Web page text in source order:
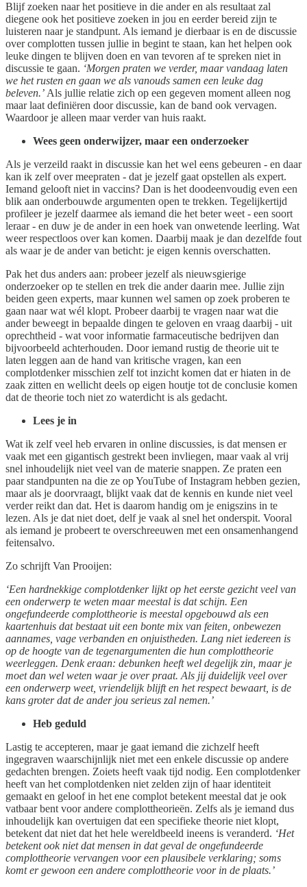
Blijf zoeken naar het positieve in die ander en als resultaat zal
diegene ook het positieve zoeken in jou en eerder bereid zijn te
luisteren naar je standpunt. Als iemand je dierbaar is en de discussie
over complotten tussen jullie in begint te staan, kan het helpen ook
leuke dingen te blijven doen en van tevoren af te spreken niet in
discussie te gaan. ‘Morgen praten we verder, maar vandaag laten
we het rusten en gaan we als vanouds samen een leuke dag
beleven.’ Als jullie relatie zich op een gegeven moment alleen nog
maar laat definiëren door discussie, kan de band ook vervagen.
Waardoor je alleen maar verder van huis raakt.
Wees geen onderwijzer, maar een onderzoeker
Als je verzeild raakt in discussie kan het wel eens gebeuren - en daar
kan ik zelf over meepraten - dat je jezelf gaat opstellen als expert.
Iemand gelooft niet in vaccins? Dan is het doodeenvoudig even een
blik aan onderbouwde argumenten open te trekken. Tegelijkertijd
profileer je jezelf daarmee als iemand die het beter weet - een soort
leraar - en duw je de ander in een hoek van onwetende leerling. Wat
weer respectloos over kan komen. Daarbij maak je dan dezelfde fout
als waar je de ander van beticht: je eigen kennis overschatten.
Pak het dus anders aan: probeer jezelf als nieuwsgierige
onderzoeker op te stellen en trek die ander daarin mee. Jullie zijn
beiden geen experts, maar kunnen wel samen op zoek proberen te
gaan naar wat wél klopt. Probeer daarbij te vragen naar wat die
ander beweegt in bepaalde dingen te geloven en vraag daarbij - uit
oprechtheid - wat voor informatie farmaceutische bedrijven dan
bijvoorbeeld achterhouden. Door iemand rustig de theorie uit te
laten leggen aan de hand van kritische vragen, kan een
complotdenker misschien zelf tot inzicht komen dat er hiaten in de
zaak zitten en wellicht deels op eigen houtje tot de conclusie komen
dat de theorie toch niet zo waterdicht is als gedacht.
Lees je in
Wat ik zelf veel heb ervaren in online discussies, is dat mensen er
vaak met een gigantisch gestrekt been invliegen, maar vaak al vrij
snel inhoudelijk niet veel van de materie snappen. Ze praten een
paar standpunten na die ze op YouTube of Instagram hebben gezien,
maar als je doorvraagt, blijkt vaak dat de kennis en kunde niet veel
verder reikt dan dat. Het is daarom handig om je enigszins in te
lezen. Als je dat niet doet, delf je vaak al snel het onderspit. Vooral
als iemand je probeert te overschreeuwen met een onsamenhangend
feitensalvo.
Zo schrijft Van Prooijen:
‘Een hardnekkige complotdenker lijkt op het eerste gezicht veel van
een onderwerp te weten maar meestal is dat schijn. Een
ongefundeerde complottheorie is meestal opgebouwd als een
kaartenhuis dat bestaat uit een bonte mix van feiten, onbewezen
aannames, vage verbanden en onjuistheden. Lang niet iedereen is
op de hoogte van de tegenargumenten die hun complottheorie
weerleggen. Denk eraan: debunken heeft wel degelijk zin, maar je
moet dan wel weten waar je over praat. Als jij duidelijk veel over
een onderwerp weet, vriendelijk blijft en het respect bewaart, is de
kans groter dat de ander jou serieus zal nemen.’
Heb geduld
Lastig te accepteren, maar je gaat iemand die zichzelf heeft
ingegraven waarschijnlijk niet met een enkele discussie op andere
gedachten brengen. Zoiets heeft vaak tijd nodig. Een complotdenker
heeft van het complotdenken niet zelden zijn of haar identiteit
gemaakt en geloof in het ene complot betekent meestal dat je ook
vatbaar bent voor andere complottheorieën. Zelfs als je iemand dus
inhoudelijk kan overtuigen dat een specifieke theorie niet klopt,
betekent dat niet dat het hele wereldbeeld ineens is veranderd. ‘Het
betekent ook niet dat mensen in dat geval de ongefundeerde
complottheorie vervangen voor een plausibele verklaring; soms
komt er gewoon een andere complottheorie voor in de plaats.’